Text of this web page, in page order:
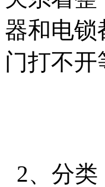
器和电锁
门打不
2、分类